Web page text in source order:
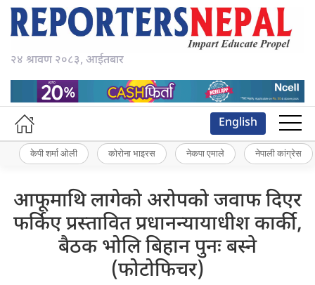
२४ श्रावण २०८३, आईतबार
English
केपी शर्मा ओली कोरोना भाइरस नेकपा एमाले नेपाली कांग्रेस
आफूमाथि लागेको अरोपको जवाफ दिएर
फर्किए प्रस्तावित प्रधानन्यायाधीश कार्की,
बैठक भोलि बिहान पुनः बस्ने
(फोटोफिचर)